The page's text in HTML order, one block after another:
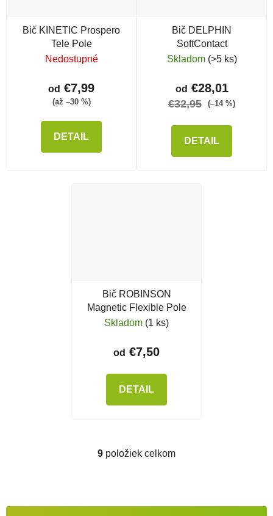
Bič KINETIC Prospero
Tele Pole
Nedostupné
od €7,99
(až –30 %)
DETAIL
Bič DELPHIN
SoftContact
Skladom (>5 ks)
od €28,01
€32,95 (–14 %)
DETAIL
Bič ROBINSON
Magnetic Flexible Pole
Skladom (1 ks)
od €7,50
DETAIL
Ovládacie prvky výpisu
9 položiek celkom